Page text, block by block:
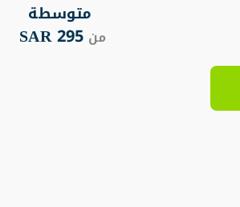
متوسطة
من 295 SAR